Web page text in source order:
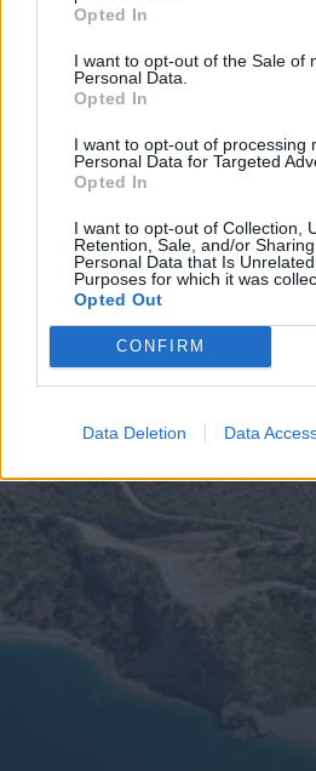
Opted In
I want to opt-out of the Sale of
Personal Data.
Opted In
I want to opt-out of processing
Personal Data for Targeted
Opted In
I want to opt-out of Collection,
Retention, Sale, and/or
Personal Data that Is
Purposes for which it was
Opted Out
CONFIRM
Data Deletion Data
Διάβασε περισσότερα